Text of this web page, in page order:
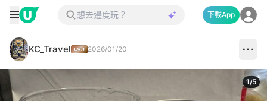
下載App
KC_Travel 2026/01/20
1/5